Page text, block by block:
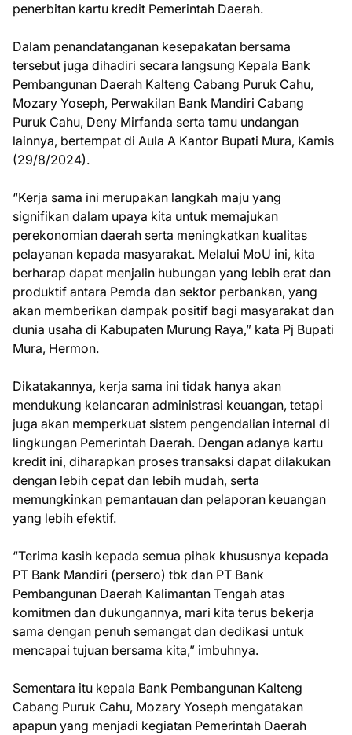
penerbitan kartu kredit Pemerintah Daerah.
Dalam penandatanganan kesepakatan bersama
tersebut juga dihadiri secara langsung Kepala Bank
Pembangunan Daerah Kalteng Cabang Puruk Cahu,
Mozary Yoseph, Perwakilan Bank Mandiri Cabang
Puruk Cahu, Deny Mirfanda serta tamu undangan
lainnya, bertempat di Aula A Kantor Bupati Mura, Kamis
(29/8/2024).
“Kerja sama ini merupakan langkah maju yang
signifikan dalam upaya kita untuk memajukan
perekonomian daerah serta meningkatkan kualitas
pelayanan kepada masyarakat. Melalui MoU ini, kita
berharap dapat menjalin hubungan yang lebih erat dan
produktif antara Pemda dan sektor perbankan, yang
akan memberikan dampak positif bagi masyarakat dan
dunia usaha di Kabupaten Murung Raya,” kata Pj Bupati
Mura, Hermon.
Dikatakannya, kerja sama ini tidak hanya akan
mendukung kelancaran administrasi keuangan, tetapi
juga akan memperkuat sistem pengendalian internal di
lingkungan Pemerintah Daerah. Dengan adanya kartu
kredit ini, diharapkan proses transaksi dapat dilakukan
dengan lebih cepat dan lebih mudah, serta
memungkinkan pemantauan dan pelaporan keuangan
yang lebih efektif.
“Terima kasih kepada semua pihak khususnya kepada
PT Bank Mandiri (persero) tbk dan PT Bank
Pembangunan Daerah Kalimantan Tengah atas
komitmen dan dukungannya, mari kita terus bekerja
sama dengan penuh semangat dan dedikasi untuk
mencapai tujuan bersama kita,” imbuhnya.
Sementara itu kepala Bank Pembangunan Kalteng
Cabang Puruk Cahu, Mozary Yoseph mengatakan
apapun yang menjadi kegiatan Pemerintah Daerah